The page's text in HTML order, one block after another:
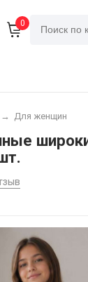
0
→ Для женщин